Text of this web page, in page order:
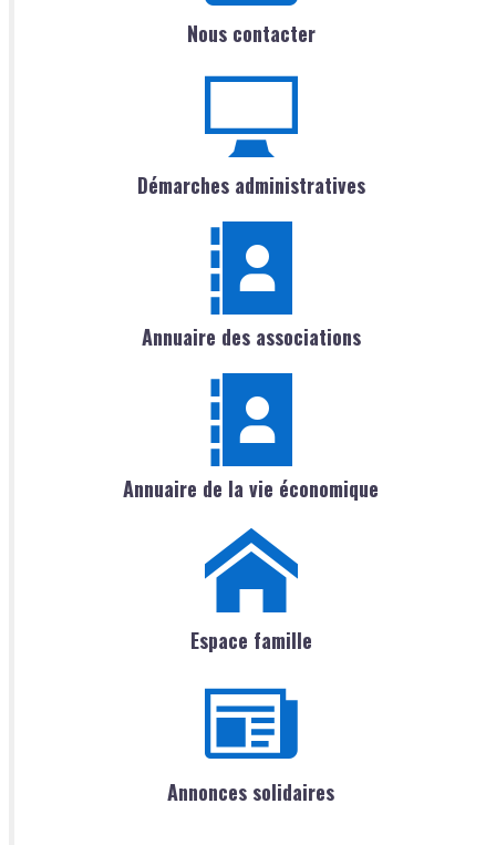
Nous contacter
Démarches administratives
Annuaire des associations
Annuaire de la vie économique
Espace famille
Annonces solidaires